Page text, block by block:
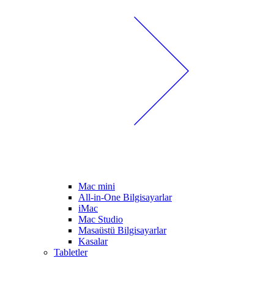
Mac mini
All-in-One Bilgisayarlar
iMac
Mac Studio
Masaüstü Bilgisayarlar
Kasalar
Tabletler